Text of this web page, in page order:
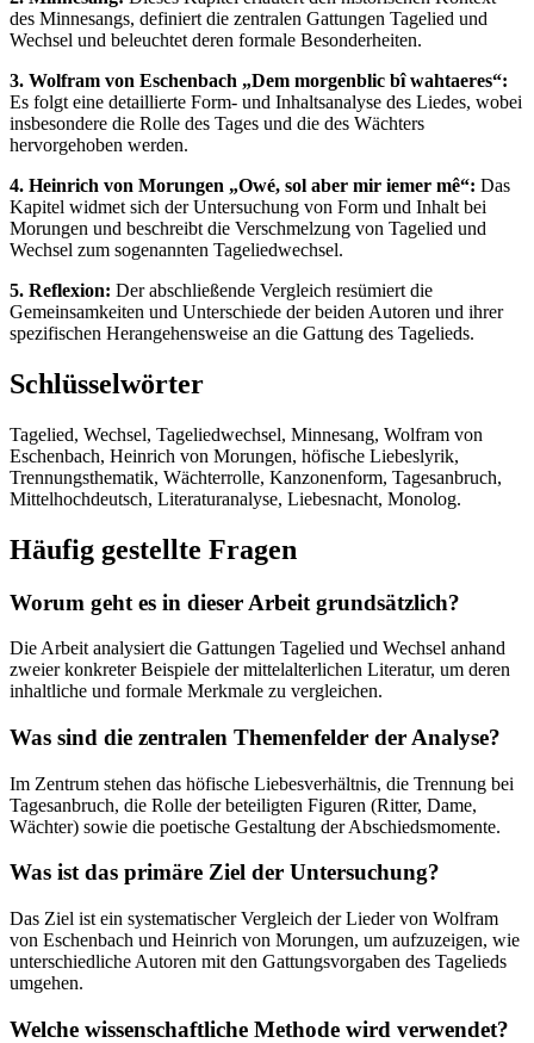
des Minnesangs, definiert die zentralen Gattungen Tagelied und
Wechsel und beleuchtet deren formale Besonderheiten.
3. Wolfram von Eschenbach „Dem morgenblic bî wahtaeres“:
Es folgt eine detaillierte Form- und Inhaltsanalyse des Liedes, wobei
insbesondere die Rolle des Tages und die des Wächters
hervorgehoben werden.
4. Heinrich von Morungen „Owé, sol aber mir iemer mê“: Das
Kapitel widmet sich der Untersuchung von Form und Inhalt bei
Morungen und beschreibt die Verschmelzung von Tagelied und
Wechsel zum sogenannten Tageliedwechsel.
5. Reflexion: Der abschließende Vergleich resümiert die
Gemeinsamkeiten und Unterschiede der beiden Autoren und ihrer
spezifischen Herangehensweise an die Gattung des Tagelieds.
Schlüsselwörter
Tagelied, Wechsel, Tageliedwechsel, Minnesang, Wolfram von
Eschenbach, Heinrich von Morungen, höfische Liebeslyrik,
Trennungsthematik, Wächterrolle, Kanzonenform, Tagesanbruch,
Mittelhochdeutsch, Literaturanalyse, Liebesnacht, Monolog.
Häufig gestellte Fragen
Worum geht es in dieser Arbeit grundsätzlich?
Die Arbeit analysiert die Gattungen Tagelied und Wechsel anhand
zweier konkreter Beispiele der mittelalterlichen Literatur, um deren
inhaltliche und formale Merkmale zu vergleichen.
Was sind die zentralen Themenfelder der Analyse?
Im Zentrum stehen das höfische Liebesverhältnis, die Trennung bei
Tagesanbruch, die Rolle der beteiligten Figuren (Ritter, Dame,
Wächter) sowie die poetische Gestaltung der Abschiedsmomente.
Was ist das primäre Ziel der Untersuchung?
Das Ziel ist ein systematischer Vergleich der Lieder von Wolfram
von Eschenbach und Heinrich von Morungen, um aufzuzeigen, wie
unterschiedliche Autoren mit den Gattungsvorgaben des Tagelieds
umgehen.
Welche wissenschaftliche Methode wird verwendet?